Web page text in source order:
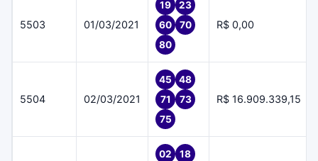
5503 01/03/2021
19
23
60
70
80
R$ 0,00
5504 02/03/2021
45
48
71
73
75
R$ 16.909.339,15
02
18